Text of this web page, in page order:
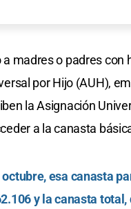
madres o padres con
por Hijo (AUH),
la Asignación
a la canasta
esa canasta
y la canasta